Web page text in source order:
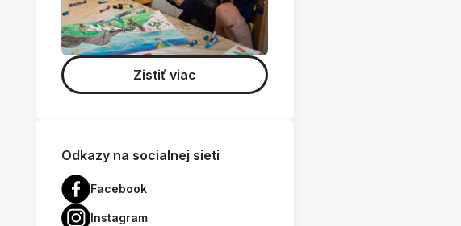
Zistiť viac
Odkazy na socialnej sieti
Facebook
Instagram